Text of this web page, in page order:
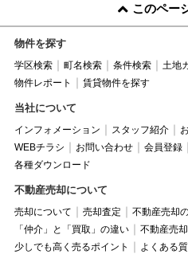
このペー
物件を探す
学区検索 町名検索 条件検索 土地
物件レポート
賃貸物件を探す
当社について
インフォメーション スタッフ紹介
WEBチラシ
お問い合わせ 会員登録
各種ダウンロード
不動産売却について
売却について 売却査定
不動産売却
「仲介」と「買取」の違い
不動産売
少しでも高く売るポイント
よくある